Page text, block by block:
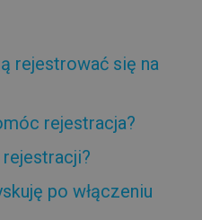
rejestrować się na
rejestracja?
rejestracji?
po włączeniu